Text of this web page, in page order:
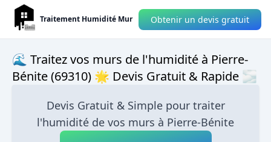
Traitement Humidité Mur Obtenir un devis gratuit
🌊 Traitez vos murs de l'humidité à Pierre-
Bénite (69310) 🌟 Devis Gratuit & Rapide 🌫
Devis Gratuit & Simple pour traiter
l'humidité de vos murs à Pierre-Bénite